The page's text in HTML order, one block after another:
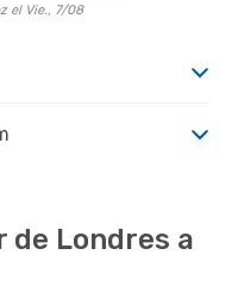
el Vie., 7/08
de Londres a